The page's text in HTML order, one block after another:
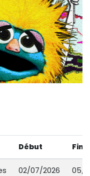
Début Fin
02/07/2026 05/